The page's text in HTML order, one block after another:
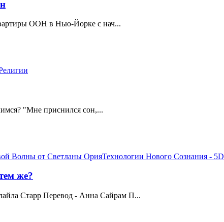
ООН в Нью-Йорке с нач...
"Мне приснился сон,...
Волны от Светланы ОрияТехнологии Нового Сознания - 5D
же?
Старр Перевод - Анна Сайрам П...